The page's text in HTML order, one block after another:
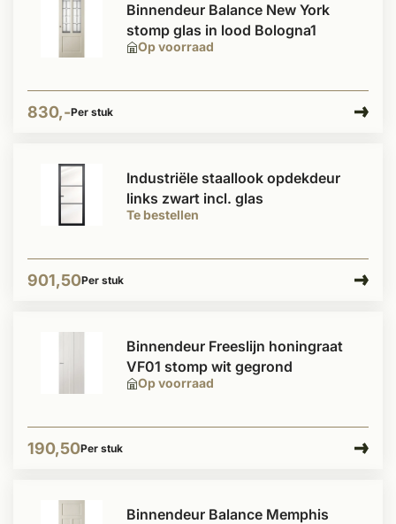
Op voorraad
Binnendeur Balance New York
stomp glas in lood Bologna1
830,-Per stuk
Te bestellen
Industriële staallook opdekdeur
links zwart incl. glas
901,50Per stuk
Op voorraad
Binnendeur Freeslijn honingraat
VF01 stomp wit gegrond
190,50Per stuk
Binnendeur Balance Memphis